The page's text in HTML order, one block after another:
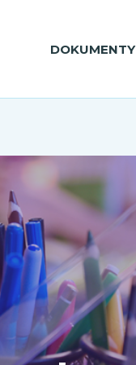
DOKUMENTY